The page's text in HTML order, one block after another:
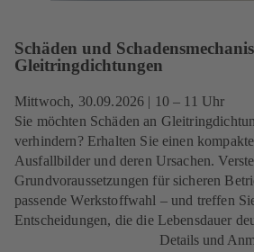
Schäden und
Gleitringdichtungen
Mittwoch, 30.09.2026 | 10 – 11 Uhr
Sie möchten Schäden an
verhindern? Erhalten Sie einen
Ausfallbilder und deren Ursachen.
Grundvoraussetzungen für sicheren
passende Werkstoffwahl – und treffen
Entscheidungen, die die Lebensdauer
Details und